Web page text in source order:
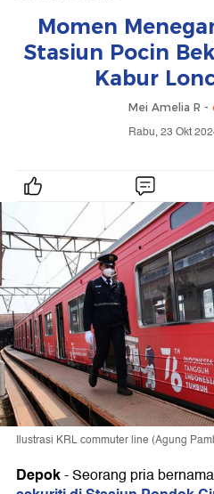
Momen
Stasiun Pocin
Kabur
Mei Amelia R -
Rabu, 23 Okt
Ilustrasi KRL commuter line (Agung
Depok-Seorang pria